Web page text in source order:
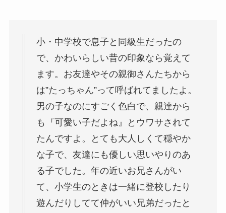
小・中学校で息子と同級生だったの
で、かわいらしい昔の印象なら覚えて
ます。お友達やその親御さんたちから
は”たっちゃん”って呼ばれてましたよ。
男の子なのにすごく色白で、親達から
も『可愛い子だよね』とウワサされて
たんですよ。とても大人しくて穏やか
な子で、友達にも優しい思いやりのあ
る子でした。年の近いお兄さんがい
て、小学生のときは一緒に登校したり
遊んだりしてて仲がいい兄弟だったと